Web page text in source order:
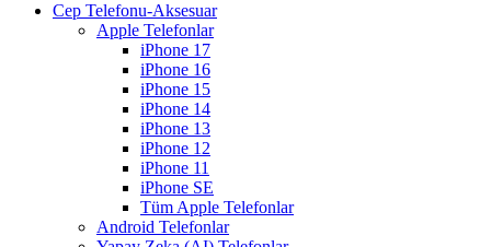
Cep Telefonu-Aksesuar
Apple Telefonlar
iPhone 17
iPhone 16
iPhone 15
iPhone 14
iPhone 13
iPhone 12
iPhone 11
iPhone SE
Tüm Apple Telefonlar
Android Telefonlar